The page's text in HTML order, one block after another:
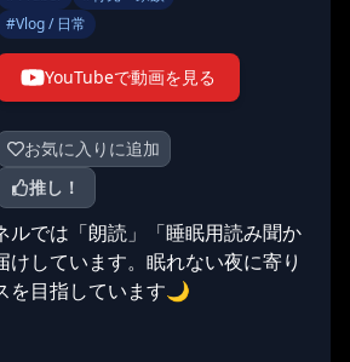
#Vlog / 日常
YouTubeで動画を見る
お気に入りに追加
推し！
ルでは「朗読」「睡眠用読み聞か
けしています。眠れない夜に寄り
を目指しています🌙